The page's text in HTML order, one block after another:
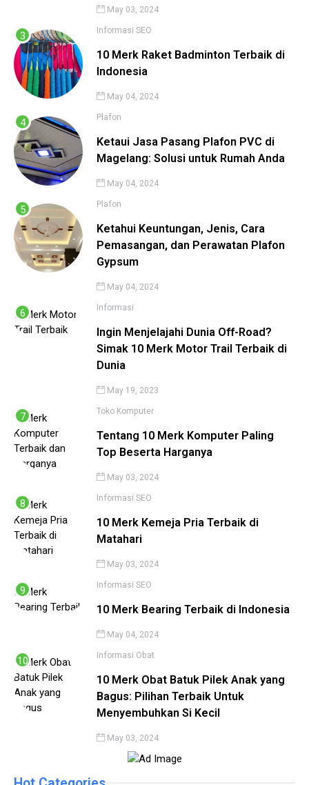
May 03, 2024
Informasi SEO
10 Merk Raket Badminton Terbaik di
Indonesia
May 04, 2024
Plafon
Ketaui Jasa Pasang Plafon PVC di
Magelang: Solusi untuk Rumah Anda
May 04, 2024
Plafon
Ketahui Keuntungan, Jenis, Cara
Pemasangan, dan Perawatan Plafon
Gypsum
May 04, 2024
Informasi
Ingin Menjelajahi Dunia Off-Road?
Simak 10 Merk Motor Trail Terbaik di
Dunia
May 19, 2023
Toko Komputer
Tentang 10 Merk Komputer Paling
Top Beserta Harganya
May 03, 2024
Informasi SEO
10 Merk Kemeja Pria Terbaik di
Matahari
May 03, 2024
Informasi SEO
10 Merk Bearing Terbaik di Indonesia
May 04, 2024
Informasi Obat
10 Merk Obat Batuk Pilek Anak yang
Bagus: Pilihan Terbaik Untuk
Menyembuhkan Si Kecil
May 03, 2024